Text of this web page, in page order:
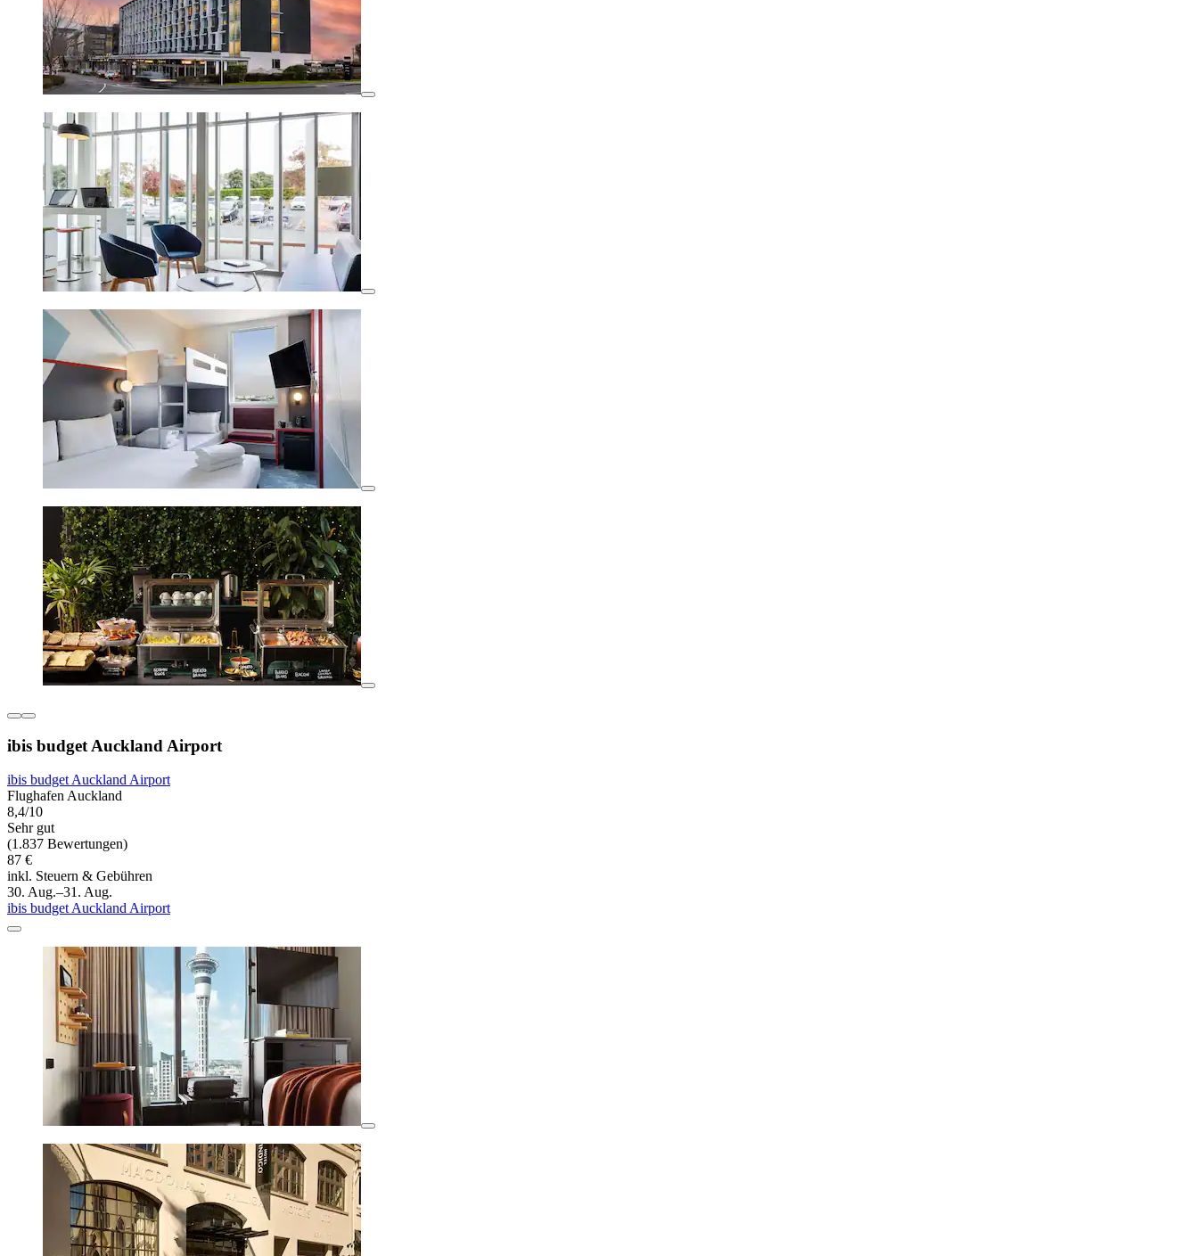
ibis budget Auckland Airport
ibis budget Auckland Airport
Flughafen Auckland
8,4/10
Sehr gut
(1.837 Bewertungen)
87 €
inkl. Steuern & Gebühren
30. Aug.–31. Aug.
ibis budget Auckland Airport